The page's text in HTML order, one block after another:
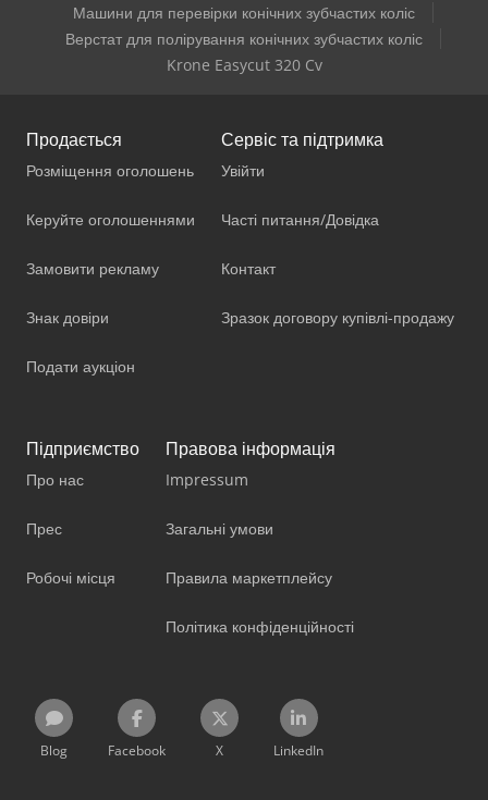
Машини для перевірки конічних зубчастих коліс
Верстат для полірування конічних зубчастих коліс
Krone Easycut 320 Cv
Продається
Розміщення оголошень
Керуйте оголошеннями
Замовити рекламу
Знак довіри
Подати аукціон
Сервіс та підтримка
Увійти
Часті питання/Довідка
Контакт
Зразок договору купівлі-продажу
Підприємство
Про нас
Прес
Робочі місця
Правова інформація
Impressum
Загальні умови
Правила маркетплейсу
Політика конфіденційності
Blog Facebook X LinkedIn